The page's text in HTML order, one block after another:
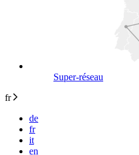
Super-réseau
fr
de
fr
it
en